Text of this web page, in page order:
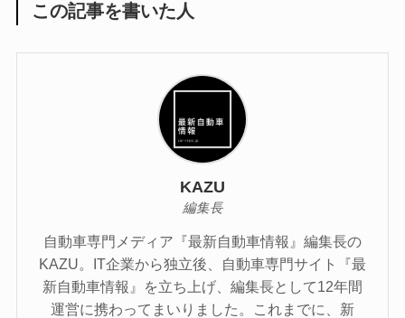
この記事を書いた人
KAZU
編集長
自動車専門メディア『最新自動車情報』編集長の
KAZU。IT企業から独立後、自動車専門サイト『最
新自動車情報』を立ち上げ、編集長として12年間
運営に携わってまいりました。これまでに、新